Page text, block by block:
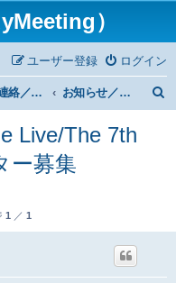
）
ログイン
ユーザー登録
業務連絡／Notice ＆ infomation お知らせ／From Administrator
Live/The 7th
ー募集
1 ／ 1